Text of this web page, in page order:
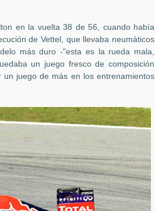
en la vuelta 38 de 56, cuando había
de Vettel, que llevaba neumáticos
más duro -"esta es la rueda mala,
un juego fresco de composición
juego de más en los entrenamientos